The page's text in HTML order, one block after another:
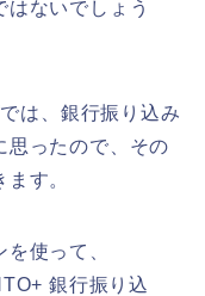
はないでしょう
は、銀行振り込み
思ったので、その
す。
使って、
銀行振り込